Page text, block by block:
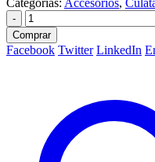
-
Comprar
Facebook Twitter LinkedIn